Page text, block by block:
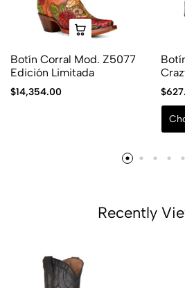
Botín Corral Mod. Z5077
Edición Limitada
$14,354.00 $
Recently